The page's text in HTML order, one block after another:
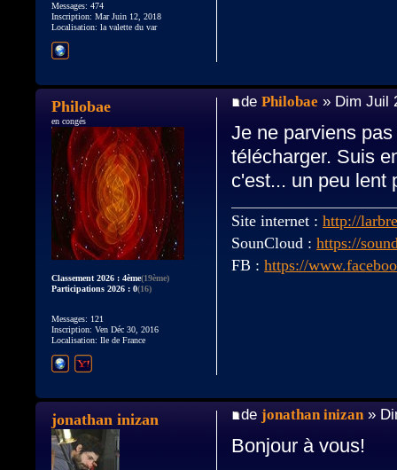
Messages: 474
Inscription: Mar Juin 12, 2018
Localisation: la valette du var
dePhilobae » Dim Juil
Je ne parviens
télécharger. Suis
c'est... un peu lent
Site internet :http://
SounCloud :https://
FB :https://
Philobae
en congés
Classement 2026 : 4ème(19ème)
Participations 2026 : 0(16)
Messages: 121
Inscription: Ven Déc 30, 2016
Localisation: Ile de France
dejonathan inizan»
Bonjour à vous!
jonathan inizan